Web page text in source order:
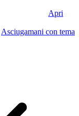
Apri
Asciugamani con tema